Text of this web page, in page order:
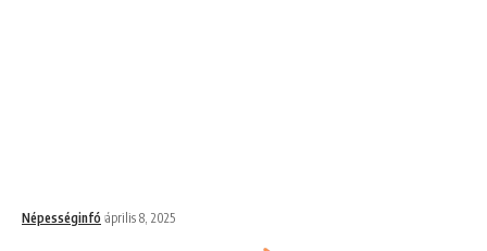
Népességinfó április 8, 2025